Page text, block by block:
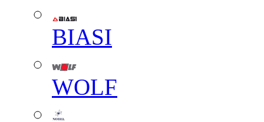
BIASI
WOLF